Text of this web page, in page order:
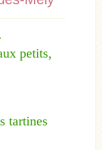
petits,
tartines